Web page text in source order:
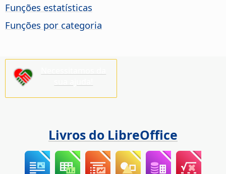
Funções estatísticas
Funções por categoria
Livros do LibreOffice